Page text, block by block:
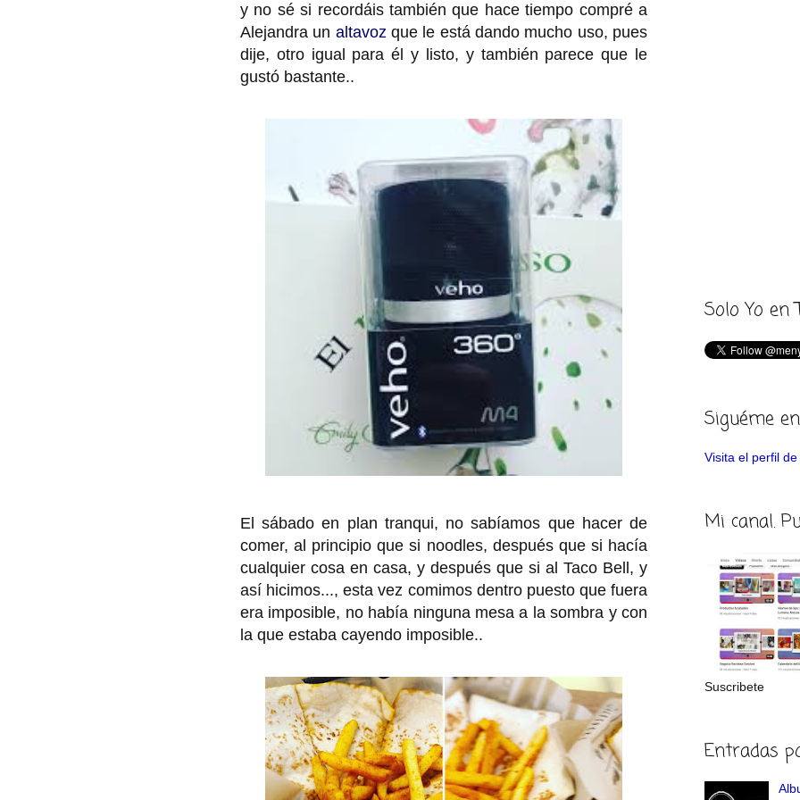
y no sé si recordáis también que hace tiempo compré a
Alejandra un altavozque le está dando mucho uso, pues
dije, otro igual para él y listo, y también parece que le
gustó bastante..
El sábado en plan tranqui, no sabíamos que hacer de
comer, al principio que si noodles, después que si hacía
cualquier cosa en casa, y después que si al Taco Bell, y
así hicimos..., esta vez comimos dentro puesto que fuera
era imposible, no había ninguna mesa a la sombra y con
la que estaba cayendo imposible..
Solo Yo en
Siguéme
Visita el perfil
Mi canal.
Suscribete
Entradas